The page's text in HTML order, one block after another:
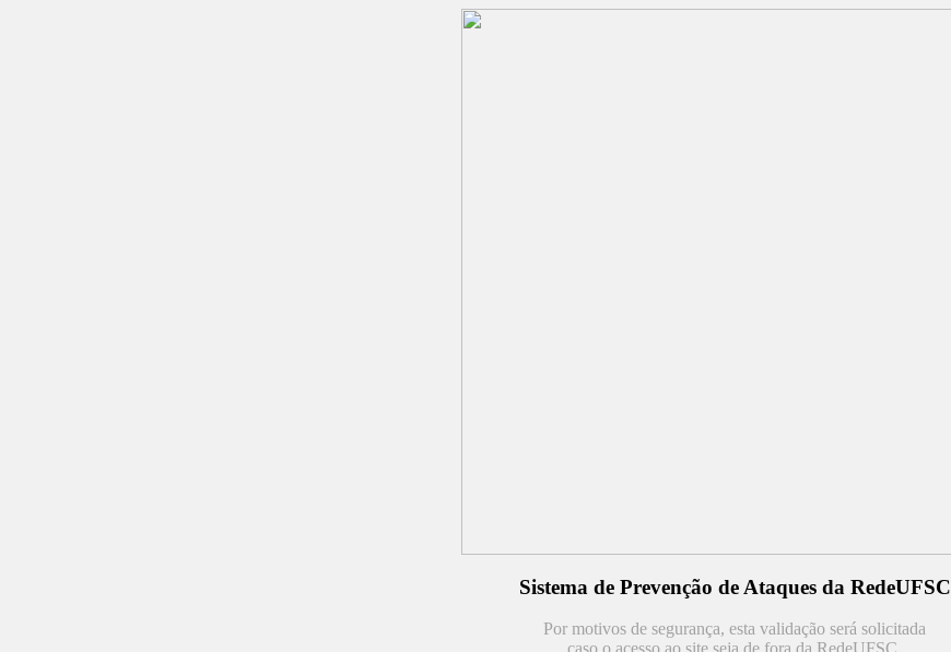
Sistema de Prevenção de Ataques da RedeUFSC
Por motivos de segurança, esta validação será solicitada